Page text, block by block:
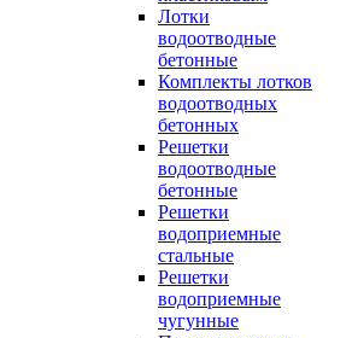
Лотки
водоотводные
бетонные
Комплекты лотков
водоотводных
бетонных
Решетки
водоотводные
бетонные
Решетки
водоприемные
стальные
Решетки
водоприемные
чугунные